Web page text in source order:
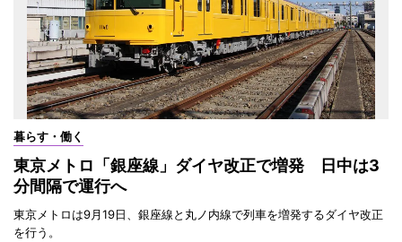
暮らす・働く
東京メトロ「銀座線」ダイヤ改正で増発 日中は3
分間隔で運行へ
東京メトロは9月19日、銀座線と丸ノ内線で列車を増発するダイヤ改正
を行う。